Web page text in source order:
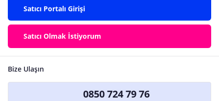
Satıcı Portalı Girişi
Satıcı Olmak İstiyorum
Bize Ulaşın
0850 724 79 76